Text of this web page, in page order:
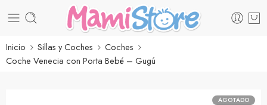
Inicio Sillas y Coches
Coches
Coche Venecia con Porta Bebé – Gugú
AGOTADO